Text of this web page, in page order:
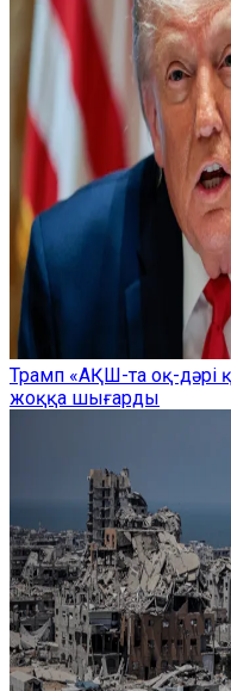
Трамп «АҚШ-та оқ-дәрі
жоққа шығарды